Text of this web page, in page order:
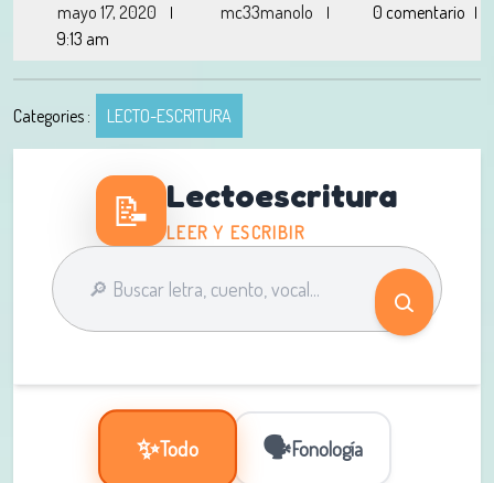
mayo 17, 2020 | mc33manolo | 0 comentario |
9:13 am
Categories : LECTO-ESCRITURA
📝 Lectoescritura
LEER Y ESCRIBIR
✨Todo 🗣️Fonología